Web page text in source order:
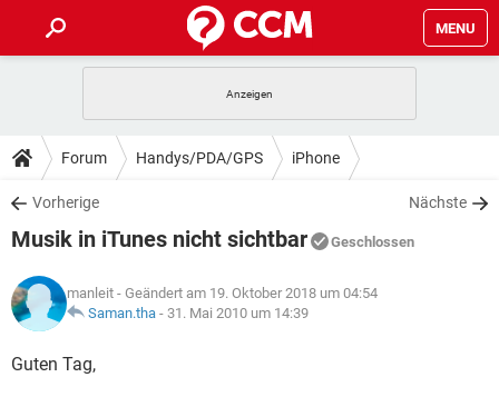
MENU
ANDROID IOS
WINDOWS 10
WHATSAPP TIKTOK
FACEBOOK
TIPPS & TRICKS
SPIELE STREAMING
WHATSAPP TIKTOK
FACEBOOK
DOWNLOADS
SPIELE STREAMING
ANDROID
WINDOWS 10 INSTAGRAM
WHATSAPP
SPIELE STREAMING
ANDROID
WINDOWS 10
LEXIKON
SPIELE
Forum Handys/PDA/GPS iPhone
Vorherige Nächste
Musik in iTunes nicht sichtbar Geschlossen
manleit - Geändert am 19. Oktober 2018 um 04:54
Saman.tha - 31. Mai 2010 um 14:39
Guten Tag,